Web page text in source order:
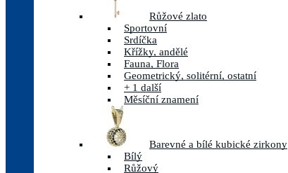
Růžové zlato
Sportovní
Srdíčka
Křížky, andělé
Fauna, Flora
Geometrický, solitérní, ostatní
+ 1 další
Měsíční znamení
Barevné a bílé kubické zirkony
Bílý
Růžový